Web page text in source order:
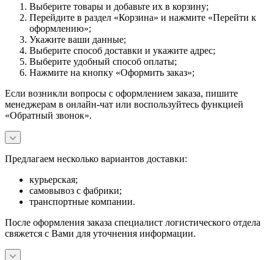
Выберите товары и добавьте их в корзину;
Перейдите в раздел «Корзина» и нажмите «Перейти к
оформлению»;
Укажите ваши данные;
Выберите способ доставки и укажите адрес;
Выберите удобный способ оплаты;
Нажмите на кнопку «Оформить заказ»;
Если возникли вопросы с оформлением заказа, пишите
менеджерам в онлайн-чат или воспользуйтесь функцией
«Обратный звонок».
Предлагаем несколько вариантов доставки:
курьерская;
самовывоз с фабрики;
транспортные компании.
После оформления заказа специалист логистического отдела
свяжется с Вами для уточнения информации.